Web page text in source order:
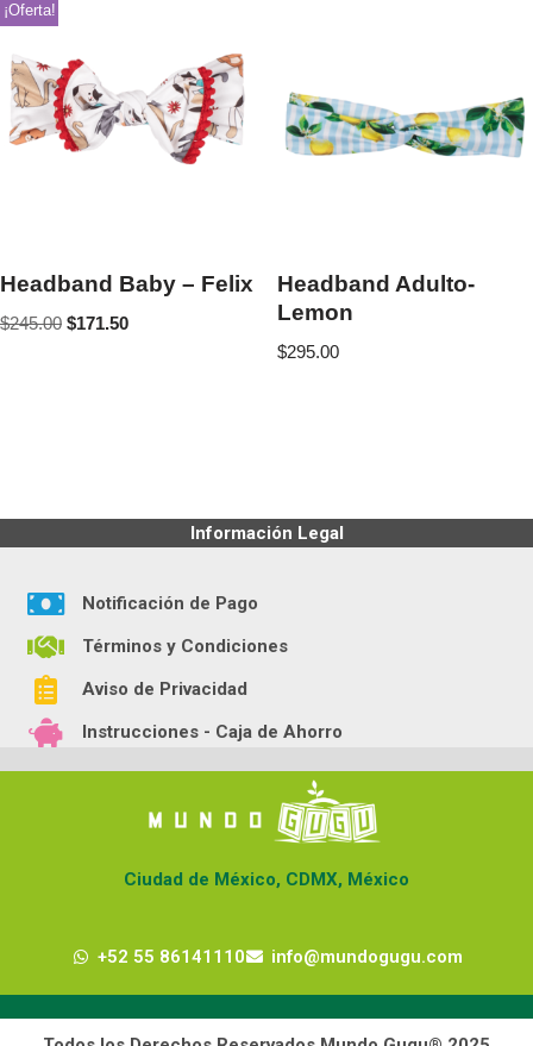
¡Oferta!
Headband Baby – Felix
$245.00 $171.50
Headband Adulto-
Lemon
$295.00
Información Legal
Notificación de Pago
Términos y Condiciones
Aviso de Privacidad
Instrucciones - Caja de Ahorro
Ciudad de México, CDMX, México
+52 55 86141110 info@mundogugu.com